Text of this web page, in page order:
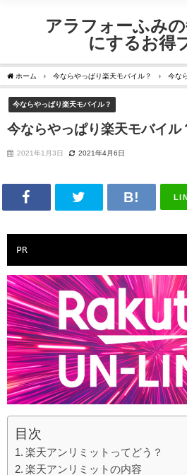
アラフォーふみ
にするお得
ホーム 今ならやっぱり楽天モバイル？ 今な
今ならやっぱり楽天モバイル？
今ならやっぱり楽天モバイル
2021年1月3日 2021年4月6日
PR
目次
楽天アンリミットってどう？
楽天アンリミットの内容